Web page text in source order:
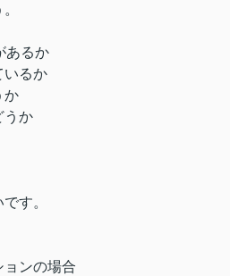
あるか
いるか
か
うか
す。
ョンの場合